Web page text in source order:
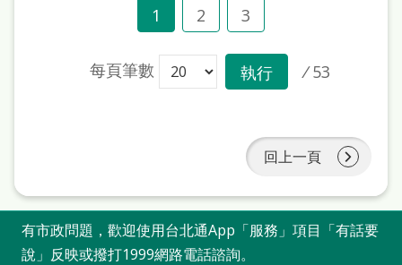
1 2 3
每頁筆數 執行 / 53
回上一頁
有市政問題，歡迎使用台北通App「服務」項目「有話要
說」反映或撥打1999網路電話諮詢。